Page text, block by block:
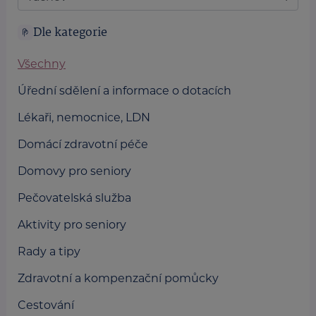
Dle kategorie
Všechny
Úřední sdělení a informace o dotacích
Lékaři, nemocnice, LDN
Domácí zdravotní péče
Domovy pro seniory
Pečovatelská služba
Aktivity pro seniory
Rady a tipy
Zdravotní a kompenzační pomůcky
Cestování